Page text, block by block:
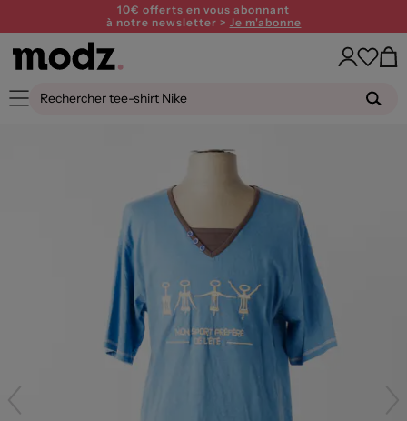
10€ offerts en vous abonnant
à notre newsletter > Je m'abonne